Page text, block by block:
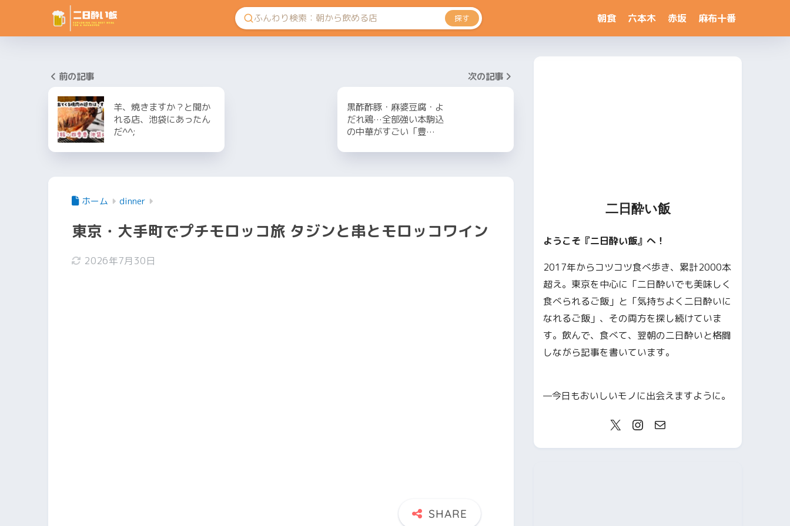
探す 朝食 六本木 赤坂 麻布十番
前の記事
羊、焼きますか？と聞か
れる店、池袋にあったん
だ^^;
次の記事
黒酢酢豚・麻婆豆腐・よ
だれ鶏…全部強い本駒込
の中華がすごい「豊…
ホーム dinner
東京・大手町でプチモロッコ旅 タジンと串とモロッコワイン
2026年7月30日
二日酔い飯
ようこそ『二日酔い飯』へ！
2017年からコツコツ食べ歩き、累計2000本
超え。東京を中心に「二日酔いでも美味しく
食べられるご飯」と「気持ちよく二日酔いに
なれるご飯」、その両方を探し続けていま
す。飲んで、食べて、翌朝の二日酔いと格闘
しながら記事を書いています。
—今日もおいしいモノに出会えますように。